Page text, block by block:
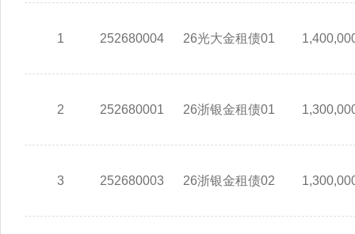
1 252680004 26光大金租债01
2 252680001 26浙银金租债01
3 252680003 26浙银金租债02